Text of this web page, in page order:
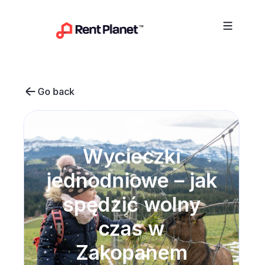
Go back
Wycieczki
jednodniowe – jak
spędzić wolny
czas w
Zakopanem